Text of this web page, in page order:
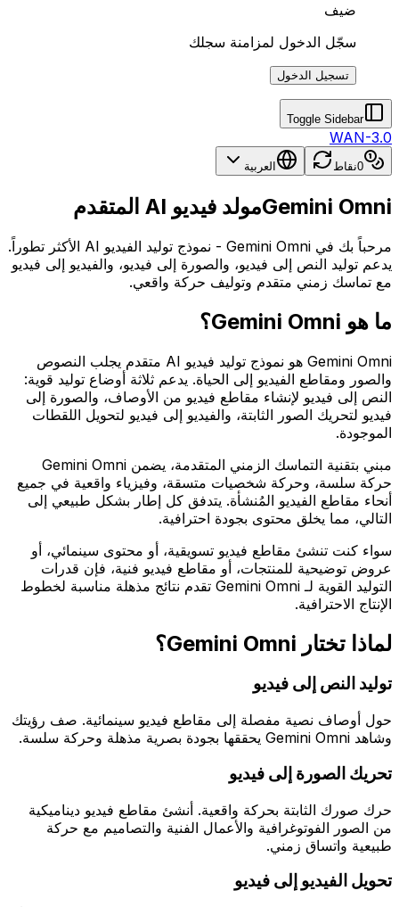
ضيف
سجّل الدخول لمزامنة سجلك
تسجيل الدخول
Toggle Sidebar
WAN-3.0
0نقاط العربية
Gemini Omniمولد فيديو AI المتقدم
مرحباً بك في Gemini Omni - نموذج توليد الفيديو AI الأكثر تطوراً.
يدعم توليد النص إلى فيديو، والصورة إلى فيديو، والفيديو إلى فيديو
مع تماسك زمني متقدم وتوليف حركة واقعي.
ما هو Gemini Omni؟
Gemini Omni هو نموذج توليد فيديو AI متقدم يجلب النصوص
والصور ومقاطع الفيديو إلى الحياة. يدعم ثلاثة أوضاع توليد قوية:
النص إلى فيديو لإنشاء مقاطع فيديو من الأوصاف، والصورة إلى
فيديو لتحريك الصور الثابتة، والفيديو إلى فيديو لتحويل اللقطات
الموجودة.
مبني بتقنية التماسك الزمني المتقدمة، يضمن Gemini Omni
حركة سلسة، وحركة شخصيات متسقة، وفيزياء واقعية في جميع
أنحاء مقاطع الفيديو المُنشأة. يتدفق كل إطار بشكل طبيعي إلى
التالي، مما يخلق محتوى بجودة احترافية.
سواء كنت تنشئ مقاطع فيديو تسويقية، أو محتوى سينمائي، أو
عروض توضيحية للمنتجات، أو مقاطع فيديو فنية، فإن قدرات
التوليد القوية لـ Gemini Omni تقدم نتائج مذهلة مناسبة لخطوط
الإنتاج الاحترافية.
لماذا تختار Gemini Omni؟
توليد النص إلى فيديو
حول أوصاف نصية مفصلة إلى مقاطع فيديو سينمائية. صف رؤيتك
وشاهد Gemini Omni يحققها بجودة بصرية مذهلة وحركة سلسة.
تحريك الصورة إلى فيديو
حرك صورك الثابتة بحركة واقعية. أنشئ مقاطع فيديو ديناميكية
من الصور الفوتوغرافية والأعمال الفنية والتصاميم مع حركة
طبيعية واتساق زمني.
تحويل الفيديو إلى فيديو